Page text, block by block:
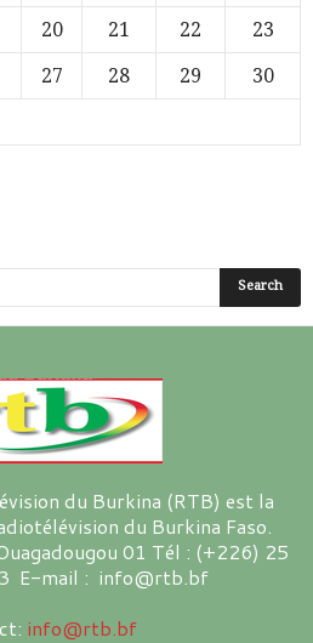
20 21 22
23
27 28 29
30
du Burkina (RTB) est la
du Burkina Faso.
01 Tél : (+226) 25
E-mail : info@rtb.bf
info@rtb.bf